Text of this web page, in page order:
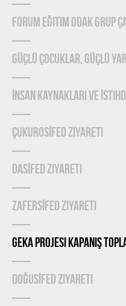
Forum Eğitim Odak Grup
Güçlü Çocuklar, Güçlü
İnsan Kaynakları ve
ÇUKUROSİFED Ziyareti
DASİFED Ziyareti
ZAFERSİFED Ziyareti
GEKA Projesi Kapanış
DOĞUSİFED Ziyareti